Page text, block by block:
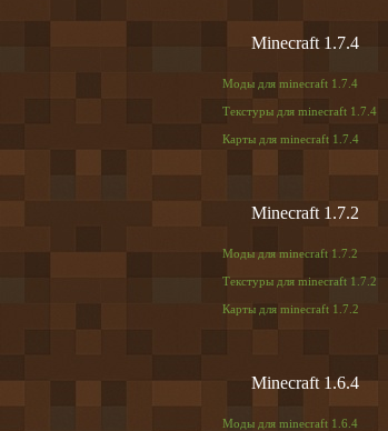
Minecraft 1.7.4
Моды для minecraft 1.7.4
Текстуры для minecraft 1.7.4
Карты для minecraft 1.7.4
Minecraft 1.7.2
Моды для minecraft 1.7.2
Текстуры для minecraft 1.7.2
Карты для minecraft 1.7.2
Minecraft 1.6.4
Моды для minecraft 1.6.4